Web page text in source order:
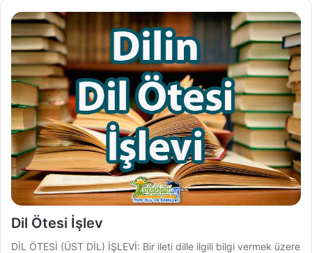
Dil Ötesi İşlev
DİL ÖTESİ (ÜST DİL) İŞLEVİ: Bir ileti dille ilgili bilgi vermek üzere